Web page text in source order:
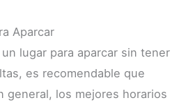
Aparcar
lugar para aparcar sin tener
es recomendable que
general, los mejores horarios